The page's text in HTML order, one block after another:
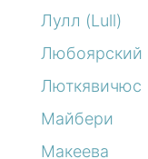
Лулл (Lull)
Любоярский
Люткявичюс
Майбери
Макеева